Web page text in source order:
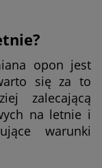
opon jest
się za to
zalecającą
na letnie i
warunki